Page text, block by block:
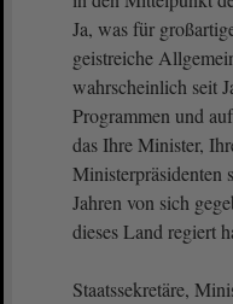
Ja, was für
geistreiche
wahrscheinlich seit
Programmen und
das Ihre Minister,
Ministerpräsidenten
Jahren von sich
dieses Land regiert
Staatssekretäre,